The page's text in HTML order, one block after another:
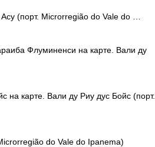
(порт. Microrregião do Vale do …
Флуминенси на карте. Вали ду
на карте. Вали ду Риу дус Бойс (порт.
do Vale do Ipanema)